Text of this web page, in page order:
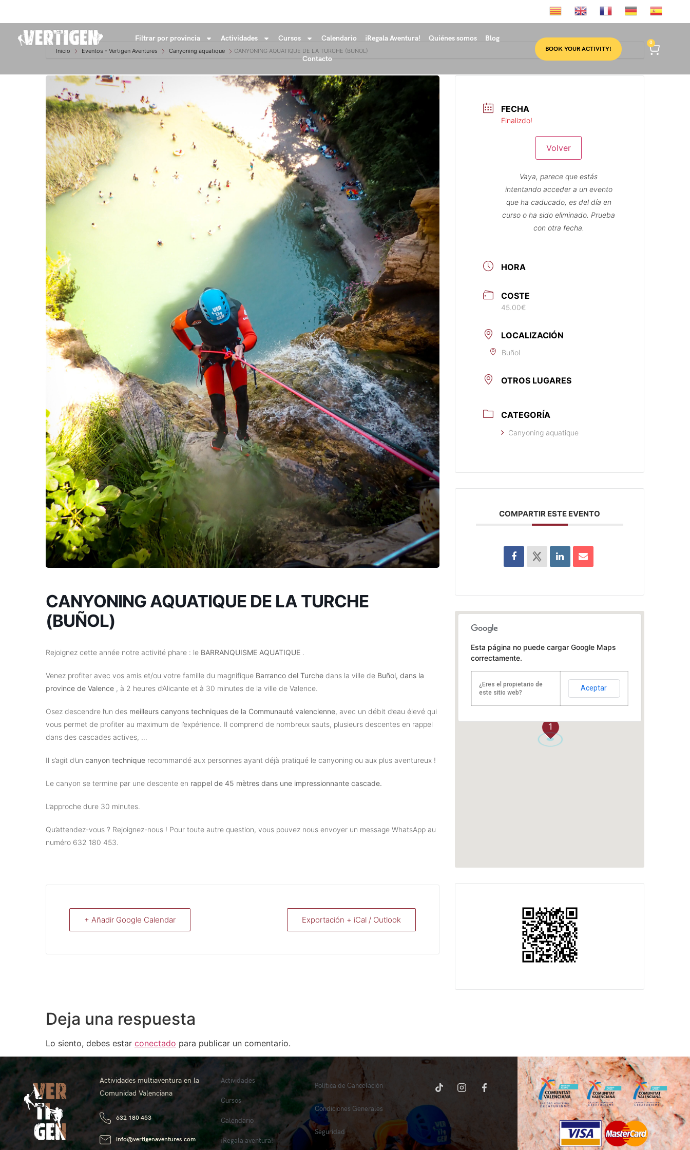
Filtrar por provincia Actividades Cursos Calendario ¡Regala Aventura! Quiénes somos Blog
Contacto
BOOK YOUR ACTIVITY!
0
Inicio Eventos - Vertigen Aventures Canyoning aquatique CANYONING AQUATIQUE DE LA TURCHE (BUÑOL)
CANYONING AQUATIQUE DE LA TURCHE
(BUÑOL)
Rejoignez cette année notre activité phare : le BARRANQUISME AQUATIQUE .
Venez profiter avec vos amis et/ou votre famille du magnifique Barranco del Turche dans la ville de Buñol, dans la
province de Valence , à 2 heures d’Alicante et à 30 minutes de la ville de Valence.
Osez descendre l’un des meilleurs canyons techniques de la Communauté valencienne, avec un débit d’eau élevé qui
vous permet de profiter au maximum de l’expérience. Il comprend de nombreux sauts, plusieurs descentes en rappel
dans des cascades actives, …
Il s’agit d’un canyon technique recommandé aux personnes ayant déjà pratiqué le canyoning ou aux plus aventureux !
Le canyon se termine par une descente en rappel de 45 mètres dans une impressionnante cascade.
L’approche dure 30 minutes.
Qu’attendez-vous ? Rejoignez-nous ! Pour toute autre question, vous pouvez nous envoyer un message WhatsApp au
numéro 632 180 453.
+ Añadir Google Calendar Exportación + iCal / Outlook
FECHA
Finalizdo!
Volver
Vaya, parece que estás
intentando acceder a un evento
que ha caducado, es del día en
curso o ha sido eliminado. Prueba
con otra fecha.
HORA
COSTE
45.00€
LOCALIZACIÓN
Buñol
OTROS LUGARES
CATEGORÍA
Canyoning aquatique
COMPARTIR ESTE EVENTO
1
Esta página no puede cargar Google Maps
correctamente.
¿Eres el propietario de
este sitio web?
Aceptar
Deja una respuesta
Lo siento, debes estar conectado para publicar un comentario.
Actividades multiaventura en la
Comunidad Valenciana
632 180 453
info@vertigenaventures.com
Actividades
Cursos
Calendario
¡Regala aventura!
Política de Cancelación
Condiciones Generales
Seguridad